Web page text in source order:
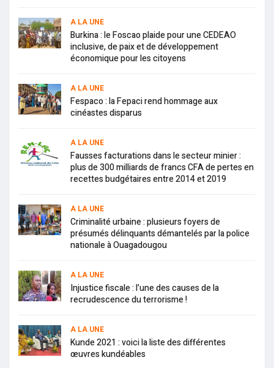
A LA UNE
Burkina : le Foscao plaide pour une CEDEAO
inclusive, de paix et de développement
économique pour les citoyens
A LA UNE
Fespaco : la Fepaci rend hommage aux
cinéastes disparus
A LA UNE
Fausses facturations dans le secteur minier :
plus de 300 milliards de francs CFA de pertes en
recettes budgétaires entre 2014 et 2019
A LA UNE
Criminalité urbaine : plusieurs foyers de
présumés délinquants démantelés par la police
nationale à Ouagadougou
A LA UNE
Injustice fiscale : l’une des causes de la
recrudescence du terrorisme !
A LA UNE
Kunde 2021 : voici la liste des différentes
œuvres kundéables